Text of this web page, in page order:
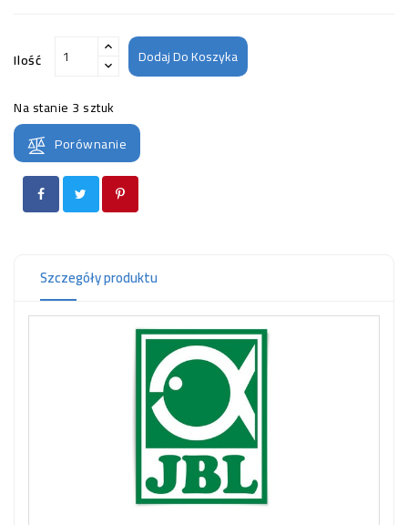
Ilość Dodaj Do Koszyka
Na stanie 3 sztuk
Porównanie
Szczegóły produktu